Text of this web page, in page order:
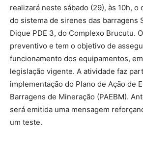
realizará neste sábado (29), às 10h, o
do sistema de sirenes das barragens
Dique PDE 3, do Complexo Brucutu.
preventivo e tem o objetivo de
funcionamento dos equipamentos,
legislação vigente. A atividade faz
implementação do Plano de Ação de
Barragens de Mineração (PAEBM).
será emitida uma mensagem
um teste.